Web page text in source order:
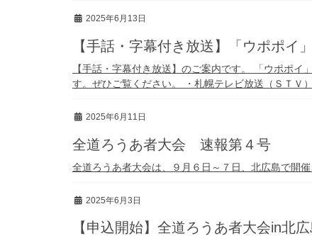
2025年6月13日
【手話・字幕付き放送】「ウポポイ
【手話・字幕付き放送】のご案内です。 「ウポポ
す。ぜひご覧ください。 ・札幌テレビ放送（ＳＴＶ
2025年6月11日
全道ろうあ者大会 速報第４号
全道ろうあ者大会は、９月６日～７日、北広島で開
2025年6月3日
【申込開始】全道ろうあ者大会in北広